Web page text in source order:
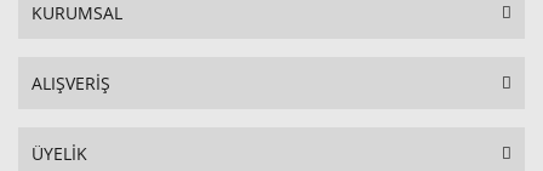
KURUMSAL
ALIŞVERİŞ
ÜYELİK